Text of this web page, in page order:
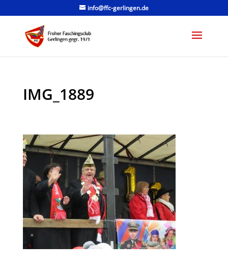
info@ffc-gerlingen.de
IMG_1889